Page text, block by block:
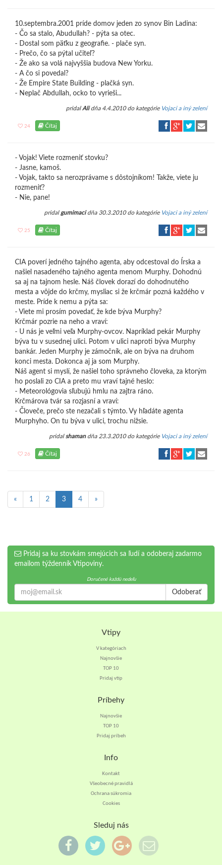
10.septembra.2001 príde domov jeden zo synov Bin Ladina:
- Čo sa stalo, Abudullah? - pýta sa otec.
- Dostal som päťku z geografie. - plače syn.
- Prečo, čo sa pýtal učiteľ?
- Že ako sa volá najvyššia budova New Yorku.
- A čo si povedal?
- Že Empire State Building - plačká syn.
- Neplač Abdullah, ocko to vyrieši...
pridalAlidňa 4.4.2010 do kategórie Vojaci a iný zelení
24 Čítaj
- Vojak! Viete rozmeniť stovku?
- Jasne, kamoš.
- Vojak, takto sa nerozprávame s dôstojníkom! Takže, viete ju
rozmeniť?
- Nie, pane!
pridal gumimacidňa 30.3.2010 do kategórie Vojaci a iný zelení
25 Čítaj
CIA poverí jedného tajného agenta, aby odcestoval do Írska a
našiel nasadeného tajného agenta menom Murphy. Dohodnú
sa aj na tajnom hesle. Náš človek dorazí do dohodnutého
mesta a vôjde do krčmy, mysliac si že krčmár pozná každého v
meste. Príde k nemu a pýta sa:
- Viete mi prosím povedať, že kde býva Murphy?
Krčmár pozrie na neho a vraví:
- U nás je veľmi veľa Murphy-ovcov. Napríklad pekár Murphy
býva tu v susednej ulici. Potom v ulici naproti býva Murphy
bankár. Jeden Murphy je zámočník, ale on býva na druhom
konci mesta. Dokonca aj ja som Murphy.
Náš agent si myslí, že našiel toho správneho človeka, za ktorým
ho poslali zo CIA a preto mu vraví tajné heslo:
- Meteorológovia sľubujú hmlu na zajtra ráno.
Krčmárova tvár sa rozjasní a vraví:
- Človeče, prečo ste nezačali s týmto. Vy hľadáte agenta
Murphyho. On tu býva v ulici, trochu nižsie.
pridal shamandňa 23.3.2010 do kategórie Vojaci a iný zelení
26 Čítaj
« 1 2 3 4 »
Pridaj sa ku stovkám smejúcich sa ľudí a odoberaj zadarmo
emailom týždenník Vtipoviny.
Doručené každú nedeľu
Odoberať
Vtipy
V kategóriach
Najnovšie
TOP 10
Pridaj vtip
Príbehy
Najnovšie
TOP 10
Pridaj príbeh
Info
Kontakt
Všeobecné pravidlá
Ochrana súkromia
Cookies
Sleduj nás